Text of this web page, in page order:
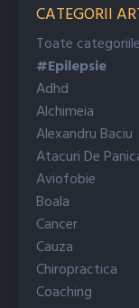
CATEGORII
Toate categoriile
#epilepsie
Adhd
Alchimeia
Alexandru Baciu
Atacuri De
Aviofobie
Boala
Cancer
Cauza
Chiropractica
Coaching